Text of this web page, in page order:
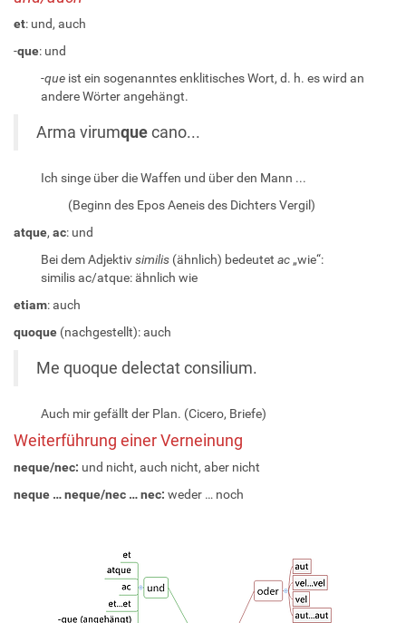
et: und, auch
-que: und
-que ist ein sogenanntes enklitisches Wort, d. h. es wird an
andere Wörter angehängt.
Arma virumque cano...
Ich singe über die Waffen und über den Mann ...
(Beginn des Epos Aeneis des Dichters Vergil)
atque, ac: und
Bei dem Adjektivsimilis (ähnlich) bedeutet ac „wie“:
similis ac/atque: ähnlich wie
etiam: auch
quoque (nachgestellt): auch
Me quoque delectat consilium.
Auch mir gefällt der Plan. (Cicero, Briefe)
Weiterführung einer Verneinung
neque/nec: und nicht, auch nicht, aber nicht
neque … neque/nec … nec: weder … noch